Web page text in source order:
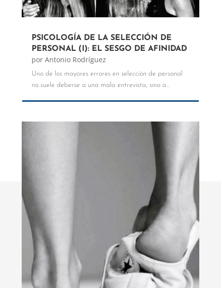
PSICOLOGÍA DE LA SELECCIÓN DE
PERSONAL (I): EL SESGO DE AFINIDAD
por Antonio Rodríguez
Uno de los mayores errores en selección de personal
no suele deberse a una mala entrevista, sino a...